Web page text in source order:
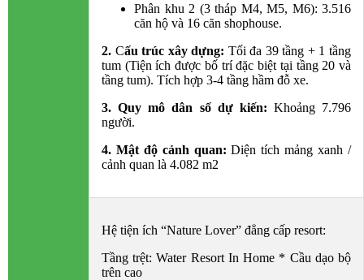
Phân khu 2 (3 tháp M4, M5, M6): 3.516
căn hộ và 16 căn shophouse.
2. Cấu trúc xây dựng: Tối đa 39 tầng + 1 tầng
tum (Tiện ích được bố trí đặc biệt tại tầng 20 và
tầng tum). Tích hợp 3-4 tầng hầm đỗ xe.
3. Quy mô dân số dự kiến: Khoảng 7.796
người.
4. Mật độ cảnh quan: Diện tích mảng xanh /
cảnh quan là 4.082 m2
Hệ tiện ích “Nature Lover” đẳng cấp resort:
Tầng trệt: Water Resort In Home * Cầu dạo bộ
trên cao